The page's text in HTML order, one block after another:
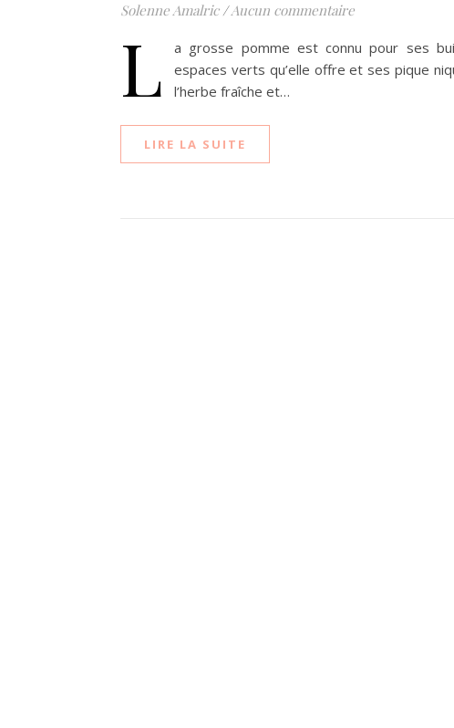
Solenne Amalric /Aucun commentaire
L
a grosse pomme est connu pour ses
espaces verts qu’elle offre et ses pique
l’herbe fraîche et…
LIRE LA SUITE